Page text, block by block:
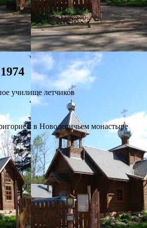
училище летчиков
в Новодевичьем монастыре